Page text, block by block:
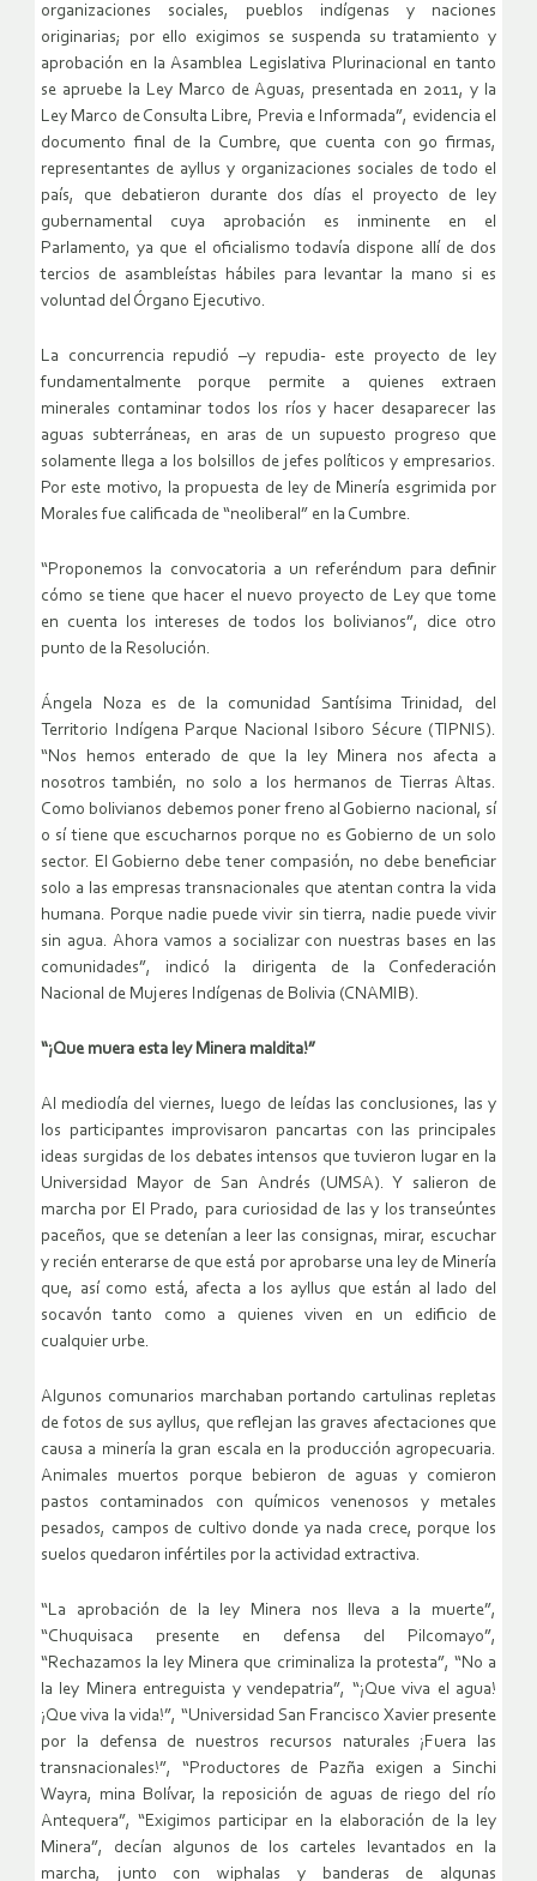
organizaciones sociales, pueblos indígenas y naciones
originarias; por ello exigimos se suspenda su tratamiento y
aprobación en la Asamblea Legislativa Plurinacional en tanto
se apruebe la Ley Marco de Aguas, presentada en 2011, y la
Ley Marco de Consulta Libre, Previa e Informada”, evidencia el
documento final de la Cumbre, que cuenta con 90 firmas,
representantes de ayllus y organizaciones sociales de todo el
país, que debatieron durante dos días el proyecto de ley
gubernamental cuya aprobación es inminente en el
Parlamento, ya que el oficialismo todavía dispone allí de dos
tercios de asambleístas hábiles para levantar la mano si es
voluntad del Órgano Ejecutivo.
La concurrencia repudió –y repudia- este proyecto de ley
fundamentalmente porque permite a quienes extraen
minerales contaminar todos los ríos y hacer desaparecer las
aguas subterráneas, en aras de un supuesto progreso que
solamente llega a los bolsillos de jefes políticos y empresarios.
Por este motivo, la propuesta de ley de Minería esgrimida por
Morales fue calificada de “neoliberal” en la Cumbre.
“Proponemos la convocatoria a un referéndum para definir
cómo se tiene que hacer el nuevo proyecto de Ley que tome
en cuenta los intereses de todos los bolivianos”, dice otro
punto de la Resolución.
Ángela Noza es de la comunidad Santísima Trinidad, del
Territorio Indígena Parque Nacional Isiboro Sécure (TIPNIS).
“Nos hemos enterado de que la ley Minera nos afecta a
nosotros también, no solo a los hermanos de Tierras Altas.
Como bolivianos debemos poner freno al Gobierno nacional, sí
o sí tiene que escucharnos porque no es Gobierno de un solo
sector. El Gobierno debe tener compasión, no debe beneficiar
solo a las empresas transnacionales que atentan contra la vida
humana. Porque nadie puede vivir sin tierra, nadie puede vivir
sin agua. Ahora vamos a socializar con nuestras bases en las
comunidades”, indicó la dirigenta de la Confederación
Nacional de Mujeres Indígenas de Bolivia (CNAMIB).
“¡Que muera esta ley Minera maldita!”
Al mediodía del viernes, luego de leídas las conclusiones, las y
los participantes improvisaron pancartas con las principales
ideas surgidas de los debates intensos que tuvieron lugar en la
Universidad Mayor de San Andrés (UMSA). Y salieron de
marcha por El Prado, para curiosidad de las y los transeúntes
paceños, que se detenían a leer las consignas, mirar, escuchar
y recién enterarse de que está por aprobarse una ley de Minería
que, así como está, afecta a los ayllus que están al lado del
socavón tanto como a quienes viven en un edificio de
cualquier urbe.
Algunos comunarios marchaban portando cartulinas repletas
de fotos de sus ayllus, que reflejan las graves afectaciones que
causa a minería la gran escala en la producción agropecuaria.
Animales muertos porque bebieron de aguas y comieron
pastos contaminados con químicos venenosos y metales
pesados, campos de cultivo donde ya nada crece, porque los
suelos quedaron infértiles por la actividad extractiva.
“La aprobación de la ley Minera nos lleva a la muerte”,
“Chuquisaca presente en defensa del Pilcomayo”,
“Rechazamos la ley Minera que criminaliza la protesta”, “No a
la ley Minera entreguista y vendepatria”, “¡Que viva el agua!
¡Que viva la vida!”, “Universidad San Francisco Xavier presente
por la defensa de nuestros recursos naturales ¡Fuera las
transnacionales!”, “Productores de Pazña exigen a Sinchi
Wayra, mina Bolívar, la reposición de aguas de riego del río
Antequera”, “Exigimos participar en la elaboración de la ley
Minera”, decían algunos de los carteles levantados en la
marcha, junto con wiphalas y banderas de algunas